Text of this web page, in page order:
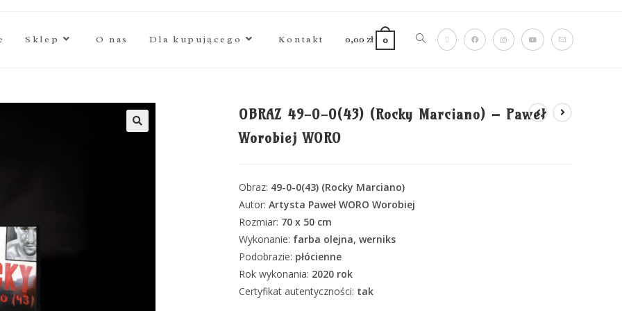
Sklep O nas Dla kupującego Kontakt 0,00 zł 0
OBRAZ 49-0-0(43) (Rocky Marciano) – Paweł
Worobiej WORO
Obraz: 49-0-0(43) (Rocky Marciano)
Autor: Artysta Paweł WORO Worobiej
Rozmiar: 70 x 50 cm
Wykonanie: farba olejna, werniks
Podobrazie: płócienne
Rok wykonania: 2020 rok
Certyfikat autentyczności: tak